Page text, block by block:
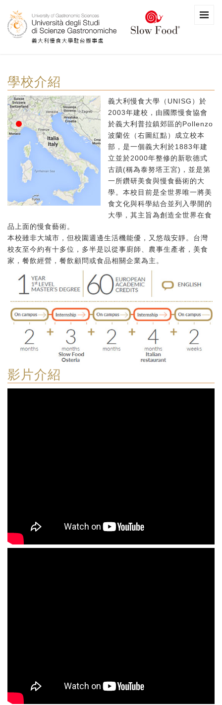
學校介紹
義大利慢食大學（UNISG）於
2003年建校，由國際慢食協會
於義大利普拉鎮郊區的Pollenzo
波蘭佐（右圖紅點）成立校本
部，是一個義大利於1883年建
立並於2000年整修的新歌德式
古蹟(稱為泰努塔王宮)，並是第
一所鑽研美食與慢食藝術的大
學。本校目前是全世界唯一將美
食文化與科學結合並列入學開的
大學，其主旨為創造全世界在食
品上面的慢食藝術。
本校雖非大城市，但校園週邊生活機能優，又悠哉安靜。台灣
校友至今約有十多位，多半是以從事廚師、農事生產者，美食
家，餐飲經營，餐飲顧問或食品相關企業為主。
影片介紹